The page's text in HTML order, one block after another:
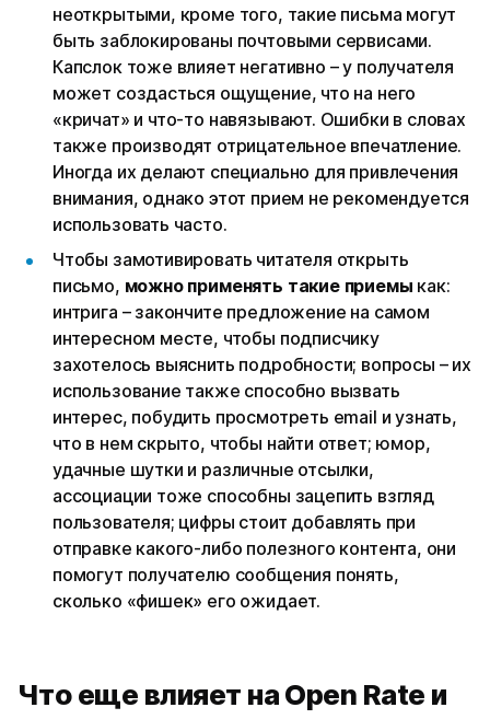
неоткрытыми, кроме того, такие письма могут
быть заблокированы почтовыми сервисами.
Капслок тоже влияет негативно – у получателя
может создасться ощущение, что на него
«кричат» и что-то навязывают. Ошибки в словах
также производят отрицательное впечатление.
Иногда их делают специально для привлечения
внимания, однако этот прием не рекомендуется
использовать часто.
Чтобы замотивировать читателя открыть
письмо, можно применять такие приемы как:
интрига – закончите предложение на самом
интересном месте, чтобы подписчику
захотелось выяснить подробности; вопросы – их
использование также способно вызвать
интерес, побудить просмотреть email и узнать,
что в нем скрыто, чтобы найти ответ; юмор,
удачные шутки и различные отсылки,
ассоциации тоже способны зацепить взгляд
пользователя; цифры стоит добавлять при
отправке какого-либо полезного контента, они
помогут получателю сообщения понять,
сколько «фишек» его ожидает.
Что еще влияет на Open Rate и